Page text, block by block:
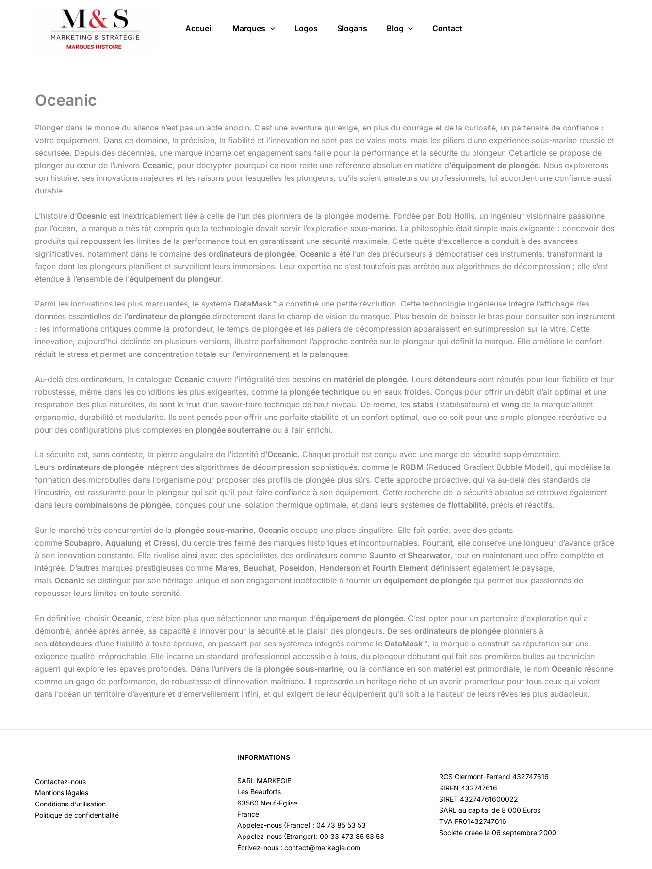
Accueil Marques Logos Slogans Blog Contact
Oceanic
Plonger dans le monde du silence n’est pas un acte anodin. C’est une aventure qui exige, en plus du courage et de la curiosité, un partenaire de confiance :
votre équipement. Dans ce domaine, la précision, la fiabilité et l’innovation ne sont pas de vains mots, mais les piliers d’une expérience sous-marine réussie et
sécurisée. Depuis des décennies, une marque incarne cet engagement sans faille pour la performance et la sécurité du plongeur. Cet article se propose de
plonger au cœur de l’univers Oceanic, pour décrypter pourquoi ce nom reste une référence absolue en matière d’équipement de plongée. Nous explorerons
son histoire, ses innovations majeures et les raisons pour lesquelles les plongeurs, qu’ils soient amateurs ou professionnels, lui accordent une confiance aussi
durable.
L’histoire d’Oceanic est inextricablement liée à celle de l’un des pionniers de la plongée moderne. Fondée par Bob Hollis, un ingénieur visionnaire passionné
par l’océan, la marque a très tôt compris que la technologie devait servir l’exploration sous-marine. La philosophie était simple mais exigeante : concevoir des
produits qui repoussent les limites de la performance tout en garantissant une sécurité maximale. Cette quête d’excellence a conduit à des avancées
significatives, notamment dans le domaine des ordinateurs de plongée. Oceanic a été l’un des précurseurs à démocratiser ces instruments, transformant la
façon dont les plongeurs planifient et surveillent leurs immersions. Leur expertise ne s’est toutefois pas arrêtée aux algorithmes de décompression ; elle s’est
étendue à l’ensemble de l’équipement du plongeur.
Parmi les innovations les plus marquantes, le système DataMask™ a constitué une petite révolution. Cette technologie ingénieuse intègre l’affichage des
données essentielles de l’ordinateur de plongée directement dans le champ de vision du masque. Plus besoin de baisser le bras pour consulter son instrument
: les informations critiques comme la profondeur, le temps de plongée et les paliers de décompression apparaissent en surimpression sur la vitre. Cette
innovation, aujourd’hui déclinée en plusieurs versions, illustre parfaitement l’approche centrée sur le plongeur qui définit la marque. Elle améliore le confort,
réduit le stress et permet une concentration totale sur l’environnement et la palanquée.
Au-delà des ordinateurs, le catalogue Oceanic couvre l’intégralité des besoins en matériel de plongée. Leurs détendeurs sont réputés pour leur fiabilité et leur
robustesse, même dans les conditions les plus exigeantes, comme la plongée technique ou en eaux froides. Conçus pour offrir un débit d’air optimal et une
respiration des plus naturelles, ils sont le fruit d’un savoir-faire technique de haut niveau. De même, les stabs (stabilisateurs) et wing de la marque allient
ergonomie, durabilité et modularité. Ils sont pensés pour offrir une parfaite stabilité et un confort optimal, que ce soit pour une simple plongée récréative ou
pour des configurations plus complexes en plongée souterraine ou à l’air enrichi.
La sécurité est, sans conteste, la pierre angulaire de l’identité d’Oceanic. Chaque produit est conçu avec une marge de sécurité supplémentaire.
Leurs ordinateurs de plongée intègrent des algorithmes de décompression sophistiqués, comme le RGBM (Reduced Gradient Bubble Model), qui modélise la
formation des microbulles dans l’organisme pour proposer des profils de plongée plus sûrs. Cette approche proactive, qui va au-delà des standards de
l’industrie, est rassurante pour le plongeur qui sait qu’il peut faire confiance à son équipement. Cette recherche de la sécurité absolue se retrouve également
dans leurs combinaisons de plongée, conçues pour une isolation thermique optimale, et dans leurs systèmes de flottabilité, précis et réactifs.
Sur le marché très concurrentiel de la plongée sous-marine, Oceanic occupe une place singulière. Elle fait partie, avec des géants
comme Scubapro, Aqualung et Cressi, du cercle très fermé des marques historiques et incontournables. Pourtant, elle conserve une longueur d’avance grâce
à son innovation constante. Elle rivalise ainsi avec des spécialistes des ordinateurs comme Suunto et Shearwater, tout en maintenant une offre complète et
intégrée. D’autres marques prestigieuses comme Mares, Beuchat, Poseidon, Henderson et Fourth Element définissent également le paysage,
mais Oceanic se distingue par son héritage unique et son engagement indéfectible à fournir un équipement de plongée qui permet aux passionnés de
repousser leurs limites en toute sérénité.
En définitive, choisir Oceanic, c’est bien plus que sélectionner une marque d’équipement de plongée. C’est opter pour un partenaire d’exploration qui a
démontré, année après année, sa capacité à innover pour la sécurité et le plaisir des plongeurs. De ses ordinateurs de plongée pionniers à
ses détendeurs d’une fiabilité à toute épreuve, en passant par ses systèmes intégrés comme le DataMask™, la marque a construit sa réputation sur une
exigence qualité irréprochable. Elle incarne un standard professionnel accessible à tous, du plongeur débutant qui fait ses premières bulles au technicien
aguerri qui explore les épaves profondes. Dans l’univers de la plongée sous-marine, où la confiance en son matériel est primordiale, le nom Oceanic résonne
comme un gage de performance, de robustesse et d’innovation maîtrisée. Il représente un héritage riche et un avenir prometteur pour tous ceux qui voient
dans l’océan un territoire d’aventure et d’émerveillement infini, et qui exigent de leur équipement qu’il soit à la hauteur de leurs rêves les plus audacieux.
Contactez-nous
Mentions légales
Conditions d’utilisation
Politique de confidentialité
INFORMATIONS
SARL MARKEGIE
Les Beauforts
63560 Neuf-Eglise
France
Appelez-nous (France) : 04 73 85 53 53
Appelez-nous (Etranger): 00 33 473 85 53 53
Écrivez-nous : contact@markegie.com
RCS Clermont-Ferrand 432747616
SIREN 432747616
SIRET 43274761600022
SARL au capital de 8 000 Euros
TVA FR01432747616
Société créée le 06 septembre 2000